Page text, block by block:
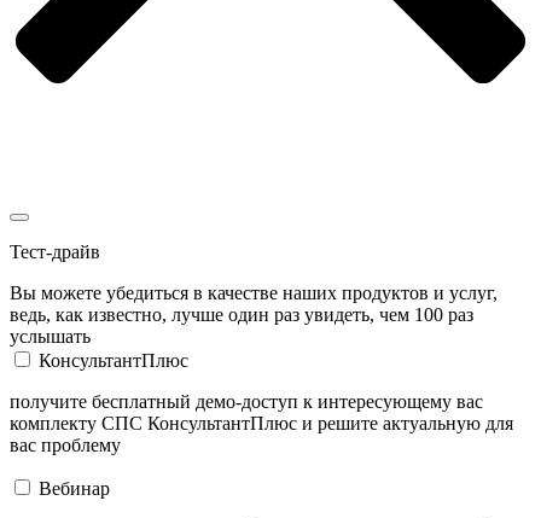
Тест-драйв
Вы можете убедиться в качестве наших продуктов и услуг,
ведь, как известно, лучше один раз увидеть, чем 100 раз
услышать
КонсультантПлюс
получите бесплатный демо-доступ к интересующему вас
комплекту СПС КонсультантПлюс и решите актуальную для
вас проблему
Вебинар